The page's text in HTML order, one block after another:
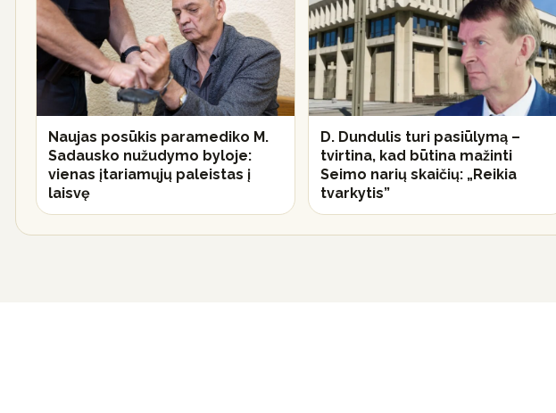
Naujas posūkis paramediko M.
Sadausko nužudymo byloje:
vienas įtariamųjų paleistas į
laisvę
D. Dundulis turi pasiūlymą –
tvirtina, kad būtina mažinti
Seimo narių skaičių: „Reikia
tvarkytis”